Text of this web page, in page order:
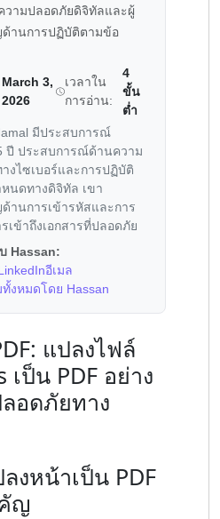
วามปลอดภัยดิจิทัลและผู้
ด้านการปฏิบัติตามข้อ
March 3,
2026
เวลาใน
การอ่าน:
4
ขั้น
ต่ำ
มีประสบการณ์
ปี ประสบการณ์ด้านความ
งไซเบอร์และการปฏิบัติ
นดทางดิจิทัล เขา
านการเข้ารหัสและการ
เข้าถึงเอกสารที่ปลอดภัย
Hassan:
อีเมล
งหมดโดย Hassan
แปลงไฟล์
เป็น PDF อย่าง
อดภัยทาง
งหน้าเป็น PDF
ญ